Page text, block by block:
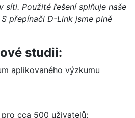
síti. Použité řešení splňuje naše
přepínači D-Link jsme plně
studii:
aplikovaného výzkumu
500 uživatelů;